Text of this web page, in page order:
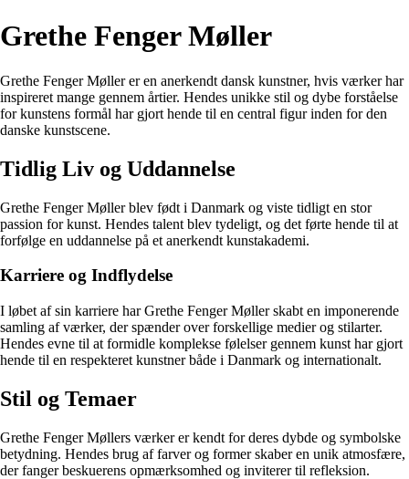
Grethe Fenger Møller
Grethe Fenger Møller er en anerkendt dansk kunstner, hvis værker har
inspireret mange gennem årtier. Hendes unikke stil og dybe forståelse
for kunstens formål har gjort hende til en central figur inden for den
danske kunstscene.
Tidlig Liv og Uddannelse
Grethe Fenger Møller blev født i Danmark og viste tidligt en stor
passion for kunst. Hendes talent blev tydeligt, og det førte hende til at
forfølge en uddannelse på et anerkendt kunstakademi.
Karriere og Indflydelse
I løbet af sin karriere har Grethe Fenger Møller skabt en imponerende
samling af værker, der spænder over forskellige medier og stilarter.
Hendes evne til at formidle komplekse følelser gennem kunst har gjort
hende til en respekteret kunstner både i Danmark og internationalt.
Stil og Temaer
Grethe Fenger Møllers værker er kendt for deres dybde og symbolske
betydning. Hendes brug af farver og former skaber en unik atmosfære,
der fanger beskuerens opmærksomhed og inviterer til refleksion.